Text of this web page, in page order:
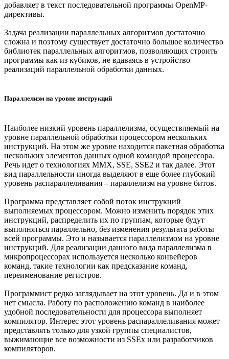
добавляет в текст последовательной программы OpenMP-
директивы.
Задача реализации параллельных алгоритмов достаточно
сложна и поэтому существует достаточно большое количество
библиотек параллельных алгоритмов, позволяющих строить
программы как из кубиков, не вдаваясь в устройство
реализаций параллельной обработки данных.
Параллелизм на уровне инструкций
Наиболее низкий уровень параллелизма, осуществляемый на
уровне параллельной обработки процессором нескольких
инструкций. На этом же уровне находится пакетная обработка
нескольких элементов данных одной командой процессора.
Речь идет о технологиях MMX, SSE, SSE2 и так далее. Этот
вид параллельности иногда выделяют в еще более глубокий
уровень распараллеливания – параллелизм на уровне битов.
Программа представляет собой поток инструкций
выполняемых процессором. Можно изменить порядок этих
инструкций, распределить их по группам, которые будут
выполняться параллельно, без изменения результата работы
всей программы. Это и называется параллелизмом на уровне
инструкций. Для реализации данного вида параллелизма в
микропроцессорах используется несколько конвейеров
команд, такие технологии как предсказание команд,
переименование регистров.
Программист редко заглядывает на этот уровень. Да и в этом
нет смысла. Работу по расположению команд в наиболее
удобной последовательности для процессора выполняет
компилятор. Интерес этот уровень распараллеливания может
представлять только для узкой группы специалистов,
выжимающие все возможности из SSEx или разработчиков
компиляторов.